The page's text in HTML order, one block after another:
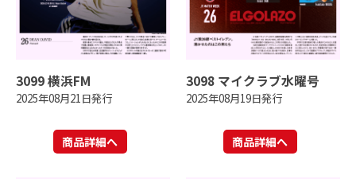
3099 横浜FM
2025年08月21日発行
商品詳細へ
3098 マイクラブ水曜号
2025年08月19日発行
商品詳細へ